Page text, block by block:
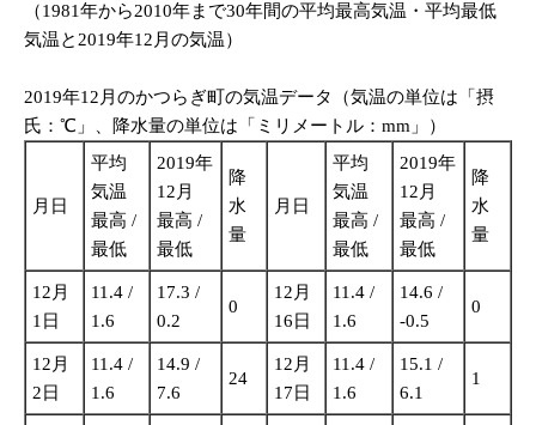
（1981年から2010年まで30年間の平均最高気温・平均最低
気温と2019年12月の気温）
2019年12月のかつらぎ町の気温データ（気温の単位は「摂
氏：℃」、降水量の単位は「ミリメートル：mm」）
月日
平均
気温
最高 /
最低
2019年
12月
最高 /
最低
降
水
量
月日
平均
気温
最高 /
最低
2019年
12月
最高 /
最低
降
水
量
12月
1日
11.4 /
1.6
17.3 /
0.2
0
12月
16日
11.4 /
1.6
14.6 /
-0.5
0
12月
2日
11.4 /
1.6
14.9 /
7.6
24
12月
17日
11.4 /
1.6
15.1 /
6.1
1